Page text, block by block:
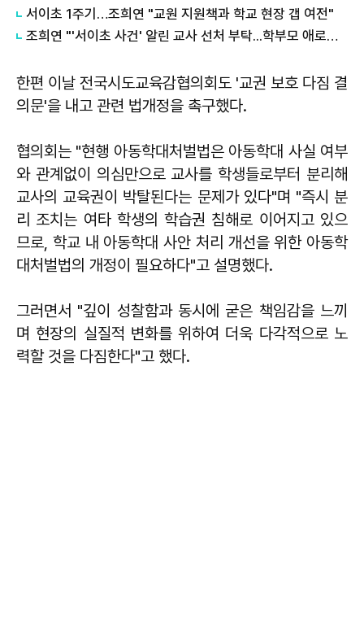
서이초 1주기…조희연 "교원 지원책과 학교 현장 갭 여전"
조희연 "'서이초 사건' 알린 교사 선처 부탁...학부모 애로도 이해"
한편 이날 전국시도교육감협의회도 '교권 보호 다짐 결
의문'을 내고 관련 법개정을 촉구했다.
협의회는 "현행 아동학대처벌법은 아동학대 사실 여부
와 관계없이 의심만으로 교사를 학생들로부터 분리해
교사의 교육권이 박탈된다는 문제가 있다"며 "즉시 분
리 조치는 여타 학생의 학습권 침해로 이어지고 있으
므로, 학교 내 아동학대 사안 처리 개선을 위한 아동학
대처벌법의 개정이 필요하다"고 설명했다.
그러면서 "깊이 성찰함과 동시에 굳은 책임감을 느끼
며 현장의 실질적 변화를 위하여 더욱 다각적으로 노
력할 것을 다짐한다"고 했다.